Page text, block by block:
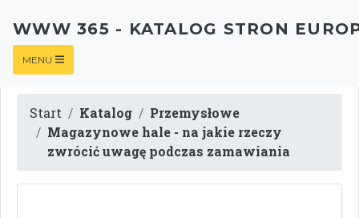
WWW 365 - KATALOG STRON
MENU
Start Katalog
Przemysłowe
Magazynowe hale - na jakie rzeczy
zwrócić uwagę podczas zamawiania